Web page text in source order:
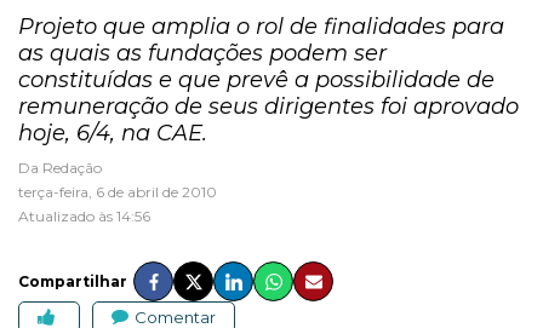
Projeto que amplia o rol de finalidades para
as quais as fundações podem ser
constituídas e que prevê a possibilidade de
remuneração de seus dirigentes foi aprovado
hoje, 6/4, na CAE.
Da Redação
terça-feira, 6 de abril de 2010
Atualizado às 14:56
Compartilhar
Comentar